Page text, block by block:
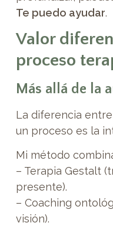
Te puedo ayudar.
Valor
proceso
Más allá de la
La diferencia
un proceso es la
Mi método
– Terapia Gestalt
presente).
– Coaching
visión).